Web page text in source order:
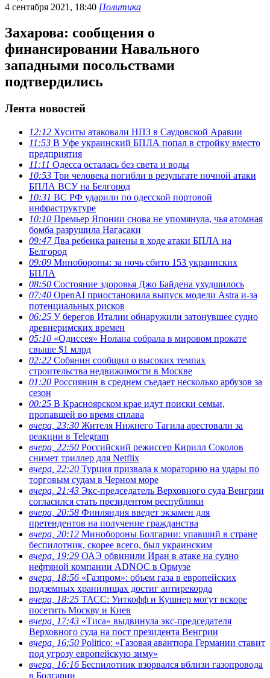
4 сентября 2021, 18:40 Политика
Захарова: сообщения о
финансировании Навального
западными посольствами
подтвердились
Лента новостей
12:12 Хуситы атаковали НПЗ в Саудовской Аравии
11:53 В Уфе украинский БПЛА попал в стройку вместо
предприятия
11:11 Одесса осталась без света и воды
10:53 Три человека погибли в результате ночной атаки
БПЛА ВСУ на Белгород
10:31 ВС РФ ударили по одесской портовой
инфраструктуре
10:10 Премьер Японии снова не упомянула, чья атомная
бомба разрушила Нагасаки
09:47Два ребенка ранены в ходе атаки БПЛА на
Белгород
09:09 Минобороны: за ночь сбито 153 украинских
БПЛА
08:50 Состояние здоровья Джо Байдена ухудшилось
07:40 OpenAI приостановила выпуск модели Astra и-за
потенциальных рисков
06:25 У берегов Италии обнаружили затонувшее судно
древнеримских времен
05:10 «Одиссея» Нолана собрала в мировом прокате
свыше $1 млрд
02:22 Собянин сообщил о высоких темпах
строительства недвижимости в Москве
01:20 Россиянин в среднем съедает несколько арбузов за
сезон
00:25 В Красноярском крае идут поиски семьи,
пропавшей во время сплава
вчера, 23:30 Жителя Нижнего Тагила арестовали за
реакции в Теlegram
вчера, 22:50 Российский режиссер Кирилл Соколов
снимет триллер для Netflix
вчера, 22:20 Турция призвала к мораторию на удары по
торговым судам в Черном море
вчера, 21:43 Экс-председатель Верховного суда Венгрии
согласился стать президентом республики
вчера, 20:58 Финляндия введет экзамен для
претендентов на получение гражданства
вчера, 20:12 Минобороны Болгарии: упавший в стране
беспилотник, скорее всего, был украинским
вчера, 19:29 ОАЭ обвинили Иран в атаке на судно
нефтяной компании ADNOC в Ормузе
вчера, 18:56 «Газпром»: объем газа в европейских
подземных хранилищах достиг антирекорда
вчера, 18:25 ТАСС: Уиткофф и Кушнер могут вскоре
посетить Москву и Киев
вчера, 17:43 «Тиса» выдвинула экс-председателя
Верховного суда на пост президента Венгрии
вчера, 16:50 Politico: «Газовая авантюра Германии ставит
под угрозу европейскую зиму»
вчера, 16:16 Беспилотник взорвался вблизи газопровода
в Болгарии